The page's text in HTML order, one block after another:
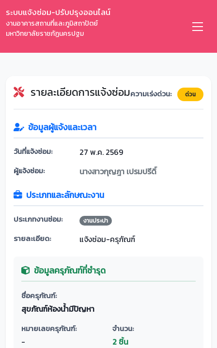
ระบบแจ้งซ่อม-ปรับปรุงออนไลน์
งานอาคารสถานที่และภูมิสถาปัตย์
มหาวิทยาลัยราชภัฏนครปฐม
รายละเอียดการแจ้งซ่อมความเร่งด่วน: ด่วน
ข้อมูลผู้แจ้งและเวลา
วันที่แจ้งซ่อม: 27 พ.ค. 2569
ผู้แจ้งซ่อม: นางสาวกุญฎา เปรมปรีดิ์
ประเภทและลักษณะงาน
ประเภทงานซ่อม: งานประปา
รายละเอียด: แจ้งซ่อม-ครุภัณฑ์
ข้อมูลครุภัณฑ์ที่ชำรุด
ชื่อครุภัณฑ์:
สุขภัณฑ์ห้องน้ำมีปัญหา
หมายเลขครุภัณฑ์:
-
จำนวน:
2 ชิ้น